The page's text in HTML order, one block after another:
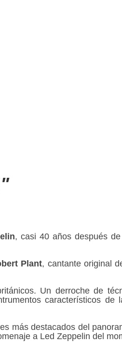
, casi 40 años después
Plant, cantante original
Un derroche de
característicos de
más destacados del
a Led Zeppelin del